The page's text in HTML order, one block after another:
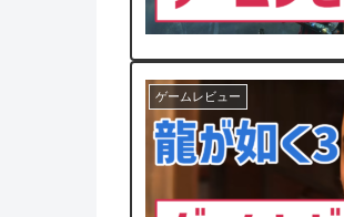
ゲームレビュー